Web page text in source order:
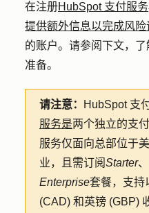
在注册HubSpot 支付服务
提供额外信息以完成风险
的账户。请参阅下文，
准备。
请注意： HubSpot 支
服务是两个独立的支
服务仅面向总部位于
业，且需订阅Starter、
Enterprise套餐，支持
(CAD) 和英镑 (GBP)